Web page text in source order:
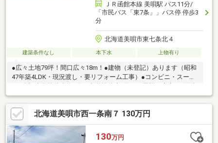
ＪＲ函館本線 美唄駅 バス11分/
「市民バス「東7条」」バス停 停歩3
分
北海道美唄市東七条北４
建築条件なし 本下水 上物有り
●広々土地79坪！間口広々18m！●建物（未登記）あります（昭和
47年築4LDK・現況渡し・要リフォーム工事）●コンビニ・スーパ
り良好、閑静な緑豊かな住宅地●建築条件なし●高速道路インター
至近！アクセス良好！●青の洞窟温泉 ピパの湯「ゆーりん館」
で温泉三昧！●スノーランド美唄は日本最大級の宿泊付きスノー
ランド！ ますます人気がでます・・・●契約不適合責任免責
（すべて現状渡しとなります）●諸条件相談可！
北海道美唄市西一条南７ 130万円
130万円